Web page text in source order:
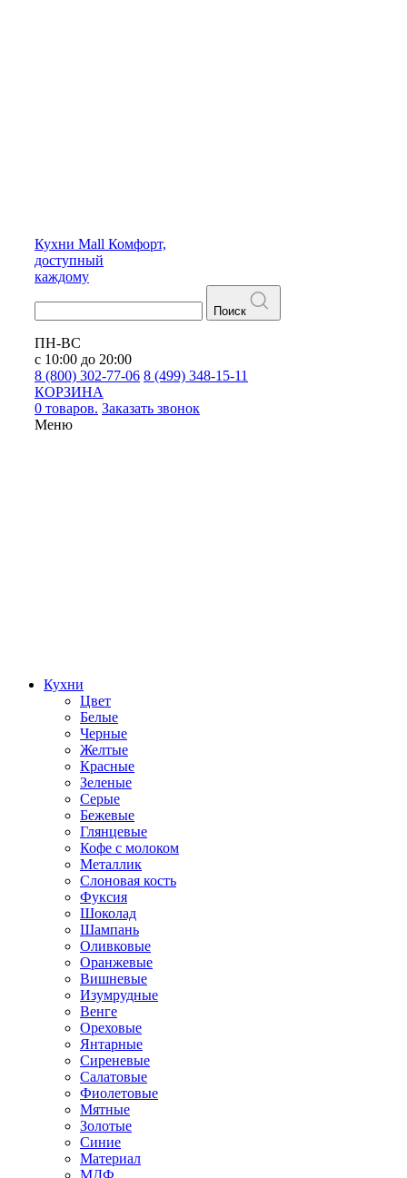
Кухни Mall Комфорт,
доступный
каждому
Поиск
ПН-ВС
с 10:00 до 20:00
8 (800) 302-77-06 8 (499) 348-15-11
КОРЗИНА
0 товаров. Заказать звонок
Меню
Кухни
Цвет
Белые
Черные
Желтые
Красные
Зеленые
Серые
Бежевые
Глянцевые
Кофе с молоком
Металлик
Слоновая кость
Фуксия
Шоколад
Шампань
Оливковые
Оранжевые
Вишневые
Изумрудные
Венге
Ореховые
Янтарные
Сиреневые
Салатовые
Фиолетовые
Мятные
Золотые
Синие
Материал
МДФ